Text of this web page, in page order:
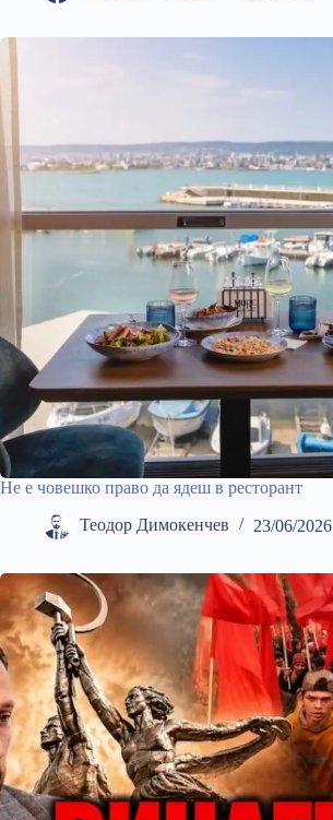
Не е човешко право да ядеш в ресторант
Теодор Димокенчев 23/06/2026